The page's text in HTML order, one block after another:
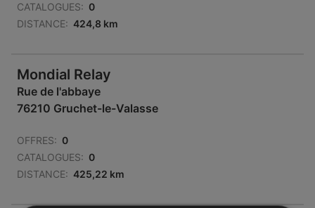
CATALOGUES: 0
DISTANCE: 424,8 km
Mondial Relay
Rue de l'abbaye
76210 Gruchet-le-Valasse
OFFRES: 0
CATALOGUES: 0
DISTANCE: 425,22 km